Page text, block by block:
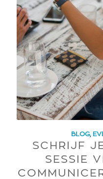
BLOG,
SCHRIJF
SESSIE